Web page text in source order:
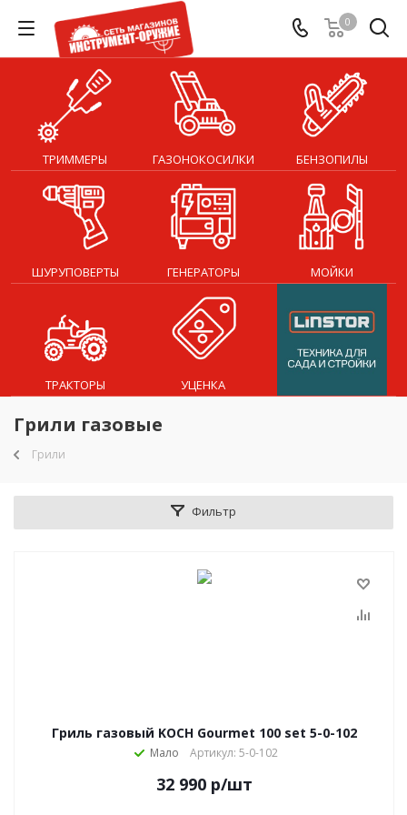
0
ТРИММЕРЫ ГАЗОНОКОСИЛКИ БЕНЗОПИЛЫ
ШУРУПОВЕРТЫ ГЕНЕРАТОРЫ МОЙКИ
ТРАКТОРЫ УЦЕНКА
Грили газовые
Грили
Фильтр
Гриль газовый KOCH Gourmet 100 set 5-0-102
Мало Артикул: 5-0-102
32 990 р/шт